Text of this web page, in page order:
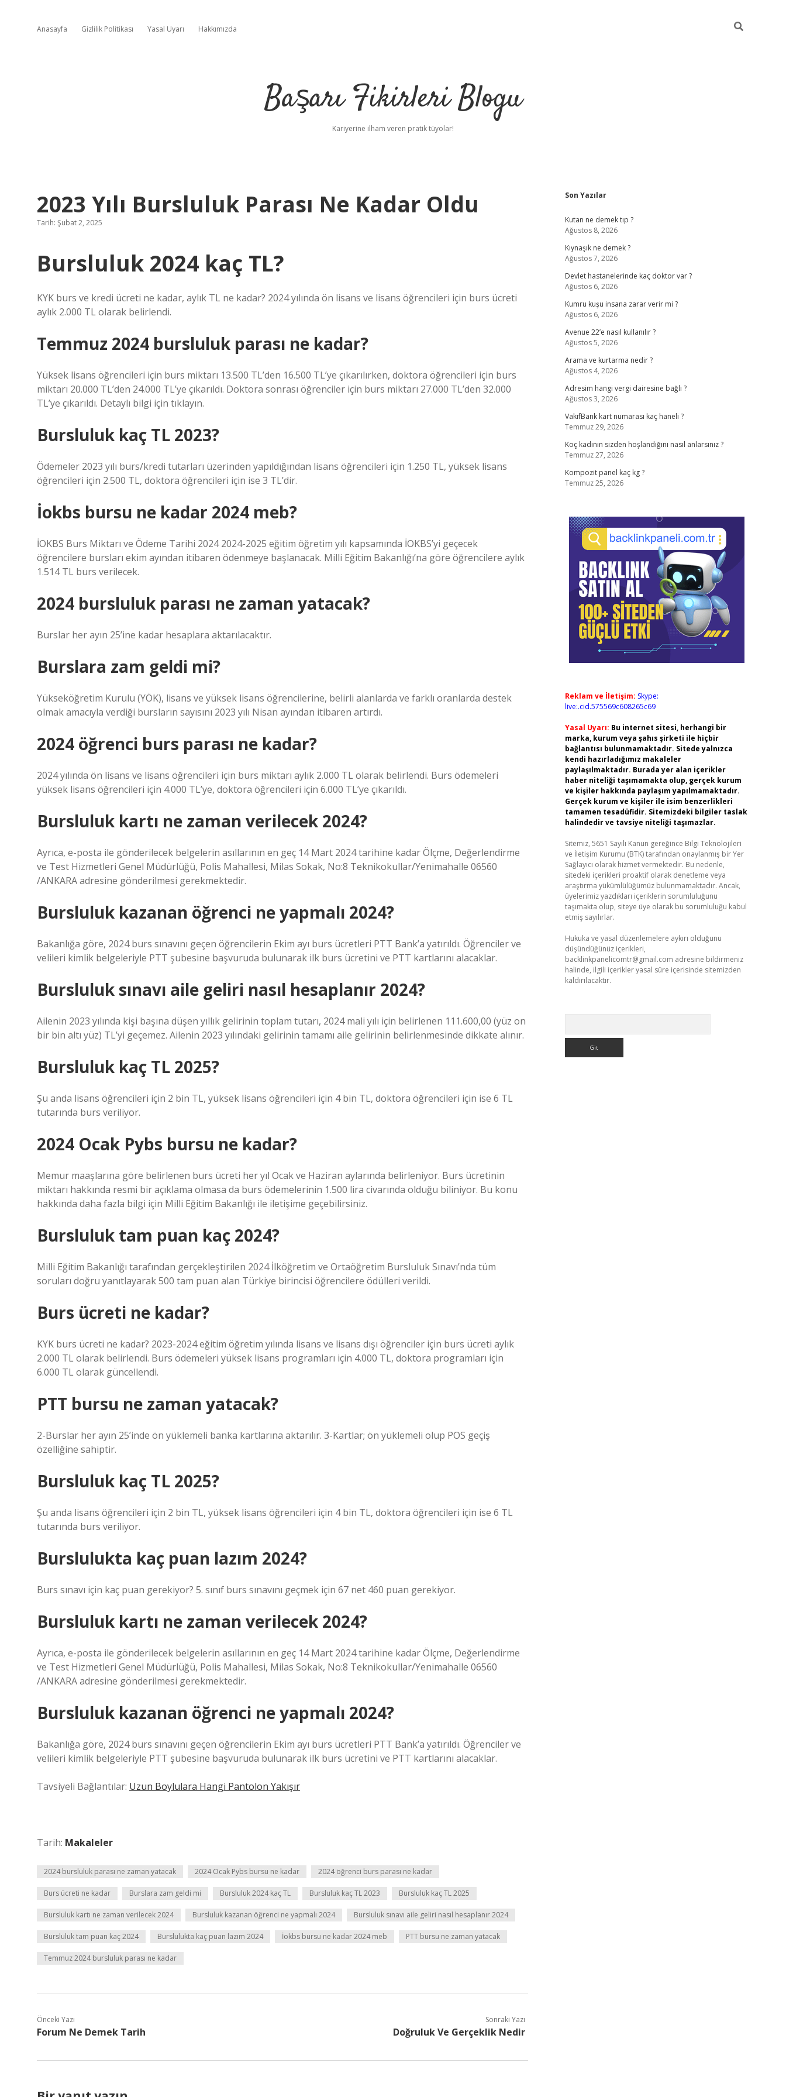
Anasayfa Gizlilik Politikası Yasal Uyarı Hakkımızda
Başarı Fikirleri Blogu
Kariyerine ilham veren pratik tüyolar!
2023 Yılı Bursluluk Parası Ne Kadar Oldu
Tarih: Şubat 2, 2025
Bursluluk 2024 kaç TL?
KYK burs ve kredi ücreti ne kadar, aylık TL ne kadar? 2024 yılında ön lisans ve lisans öğrencileri için burs ücreti
aylık 2.000 TL olarak belirlendi.
Temmuz 2024 bursluluk parası ne kadar?
Yüksek lisans öğrencileri için burs miktarı 13.500 TL’den 16.500 TL’ye çıkarılırken, doktora öğrencileri için burs
miktarı 20.000 TL’den 24.000 TL’ye çıkarıldı. Doktora sonrası öğrenciler için burs miktarı 27.000 TL’den 32.000
TL’ye çıkarıldı. Detaylı bilgi için tıklayın.
Bursluluk kaç TL 2023?
Ödemeler 2023 yılı burs/kredi tutarları üzerinden yapıldığından lisans öğrencileri için 1.250 TL, yüksek lisans
öğrencileri için 2.500 TL, doktora öğrencileri için ise 3 TL’dir.
İokbs bursu ne kadar 2024 meb?
İOKBS Burs Miktarı ve Ödeme Tarihi 2024 2024-2025 eğitim öğretim yılı kapsamında İOKBS’yi geçecek
öğrencilere bursları ekim ayından itibaren ödenmeye başlanacak. Milli Eğitim Bakanlığı’na göre öğrencilere aylık
1.514 TL burs verilecek.
2024 bursluluk parası ne zaman yatacak?
Burslar her ayın 25’ine kadar hesaplara aktarılacaktır.
Burslara zam geldi mi?
Yükseköğretim Kurulu (YÖK), lisans ve yüksek lisans öğrencilerine, belirli alanlarda ve farklı oranlarda destek
olmak amacıyla verdiği bursların sayısını 2023 yılı Nisan ayından itibaren artırdı.
2024 öğrenci burs parası ne kadar?
2024 yılında ön lisans ve lisans öğrencileri için burs miktarı aylık 2.000 TL olarak belirlendi. Burs ödemeleri
yüksek lisans öğrencileri için 4.000 TL’ye, doktora öğrencileri için 6.000 TL’ye çıkarıldı.
Bursluluk kartı ne zaman verilecek 2024?
Ayrıca, e-posta ile gönderilecek belgelerin asıllarının en geç 14 Mart 2024 tarihine kadar Ölçme, Değerlendirme
ve Test Hizmetleri Genel Müdürlüğü, Polis Mahallesi, Milas Sokak, No:8 Teknikokullar/Yenimahalle 06560
/ANKARA adresine gönderilmesi gerekmektedir.
Bursluluk kazanan öğrenci ne yapmalı 2024?
Bakanlığa göre, 2024 burs sınavını geçen öğrencilerin Ekim ayı burs ücretleri PTT Bank’a yatırıldı. Öğrenciler ve
velileri kimlik belgeleriyle PTT şubesine başvuruda bulunarak ilk burs ücretini ve PTT kartlarını alacaklar.
Bursluluk sınavı aile geliri nasıl hesaplanır 2024?
Ailenin 2023 yılında kişi başına düşen yıllık gelirinin toplam tutarı, 2024 mali yılı için belirlenen 111.600,00 (yüz on
bir bin altı yüz) TL’yi geçemez. Ailenin 2023 yılındaki gelirinin tamamı aile gelirinin belirlenmesinde dikkate alınır.
Bursluluk kaç TL 2025?
Şu anda lisans öğrencileri için 2 bin TL, yüksek lisans öğrencileri için 4 bin TL, doktora öğrencileri için ise 6 TL
tutarında burs veriliyor.
2024 Ocak Pybs bursu ne kadar?
Memur maaşlarına göre belirlenen burs ücreti her yıl Ocak ve Haziran aylarında belirleniyor. Burs ücretinin
miktarı hakkında resmi bir açıklama olmasa da burs ödemelerinin 1.500 lira civarında olduğu biliniyor. Bu konu
hakkında daha fazla bilgi için Milli Eğitim Bakanlığı ile iletişime geçebilirsiniz.
Bursluluk tam puan kaç 2024?
Milli Eğitim Bakanlığı tarafından gerçekleştirilen 2024 İlköğretim ve Ortaöğretim Bursluluk Sınavı’nda tüm
soruları doğru yanıtlayarak 500 tam puan alan Türkiye birincisi öğrencilere ödülleri verildi.
Burs ücreti ne kadar?
KYK burs ücreti ne kadar? 2023-2024 eğitim öğretim yılında lisans ve lisans dışı öğrenciler için burs ücreti aylık
2.000 TL olarak belirlendi. Burs ödemeleri yüksek lisans programları için 4.000 TL, doktora programları için
6.000 TL olarak güncellendi.
PTT bursu ne zaman yatacak?
2-Burslar her ayın 25’inde ön yüklemeli banka kartlarına aktarılır. 3-Kartlar; ön yüklemeli olup POS geçiş
özelliğine sahiptir.
Bursluluk kaç TL 2025?
Şu anda lisans öğrencileri için 2 bin TL, yüksek lisans öğrencileri için 4 bin TL, doktora öğrencileri için ise 6 TL
tutarında burs veriliyor.
Burslulukta kaç puan lazım 2024?
Burs sınavı için kaç puan gerekiyor? 5. sınıf burs sınavını geçmek için 67 net 460 puan gerekiyor.
Bursluluk kartı ne zaman verilecek 2024?
Ayrıca, e-posta ile gönderilecek belgelerin asıllarının en geç 14 Mart 2024 tarihine kadar Ölçme, Değerlendirme
ve Test Hizmetleri Genel Müdürlüğü, Polis Mahallesi, Milas Sokak, No:8 Teknikokullar/Yenimahalle 06560
/ANKARA adresine gönderilmesi gerekmektedir.
Bursluluk kazanan öğrenci ne yapmalı 2024?
Bakanlığa göre, 2024 burs sınavını geçen öğrencilerin Ekim ayı burs ücretleri PTT Bank’a yatırıldı. Öğrenciler ve
velileri kimlik belgeleriyle PTT şubesine başvuruda bulunarak ilk burs ücretini ve PTT kartlarını alacaklar.
Tavsiyeli Bağlantılar: Uzun Boylulara Hangi Pantolon Yakışır
Tarih: Makaleler
2024 bursluluk parası ne zaman yatacak 2024 Ocak Pybs bursu ne kadar 2024 öğrenci burs parası ne kadar
Burs ücreti ne kadar Burslara zam geldi mi Bursluluk 2024 kaç TL Bursluluk kaç TL 2023 Bursluluk kaç TL 2025
Bursluluk kartı ne zaman verilecek 2024 Bursluluk kazanan öğrenci ne yapmalı 2024 Bursluluk sınavı aile geliri nasıl hesaplanır 2024
Bursluluk tam puan kaç 2024 Burslulukta kaç puan lazım 2024 İokbs bursu ne kadar 2024 meb PTT bursu ne zaman yatacak
Temmuz 2024 bursluluk parası ne kadar
Önceki Yazı
Forum Ne Demek Tarih
Sonraki Yazı
Doğruluk Ve Gerçeklik Nedir
Sidebar
Son Yazılar
Kutan ne demek tıp ?
Ağustos 8, 2026
Kıynaşık ne demek ?
Ağustos 7, 2026
Devlet hastanelerinde kaç doktor var ?
Ağustos 6, 2026
Kumru kuşu insana zarar verir mi ?
Ağustos 6, 2026
Avenue 22’e nasıl kullanılır ?
Ağustos 5, 2026
Arama ve kurtarma nedir ?
Ağustos 4, 2026
Adresim hangi vergi dairesine bağlı ?
Ağustos 3, 2026
VakıfBank kart numarası kaç haneli ?
Temmuz 29, 2026
Koç kadının sizden hoşlandığını nasıl anlarsınız ?
Temmuz 27, 2026
Kompozit panel kaç kg ?
Temmuz 25, 2026
Reklam ve İletişim: Skype:
live:.cid.575569c608265c69
Yasal Uyarı: Bu internet sitesi, herhangi bir
marka, kurum veya şahıs şirketi ile hiçbir
bağlantısı bulunmamaktadır. Sitede yalnızca
kendi hazırladığımız makaleler
paylaşılmaktadır. Burada yer alan içerikler
haber niteliği taşımamakta olup, gerçek kurum
ve kişiler hakkında paylaşım yapılmamaktadır.
Gerçek kurum ve kişiler ile isim benzerlikleri
tamamen tesadüfidir. Sitemizdeki bilgiler taslak
halindedir ve tavsiye niteliği taşımazlar.
Sitemiz, 5651 Sayılı Kanun gereğince Bilgi Teknolojileri
ve İletişim Kurumu (BTK) tarafından onaylanmış bir Yer
Sağlayıcı olarak hizmet vermektedir. Bu nedenle,
sitedeki içerikleri proaktif olarak denetleme veya
araştırma yükümlülüğümüz bulunmamaktadır. Ancak,
üyelerimiz yazdıkları içeriklerin sorumluluğunu
taşımakta olup, siteye üye olarak bu sorumluluğu kabul
etmiş sayılırlar.
Hukuka ve yasal düzenlemelere aykırı olduğunu
düşündüğünüz içerikleri,
backlinkpanelicomtr@gmail.com adresine bildirmeniz
halinde, ilgili içerikler yasal süre içerisinde sitemizden
kaldırılacaktır.